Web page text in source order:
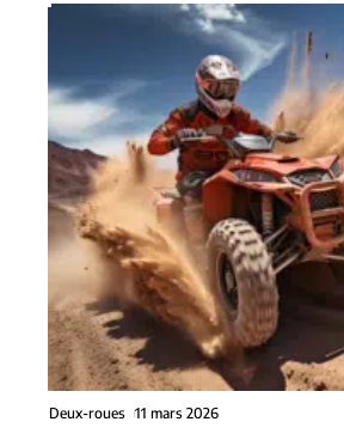
Deux-roues 11 mars 2026